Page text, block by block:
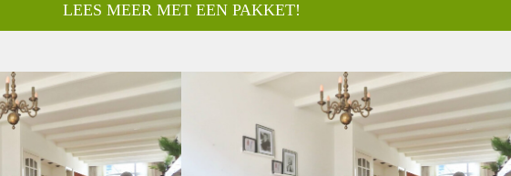
door and stairs to the first floor. Spacious living room with fireplace. Newly
One smaller bedroom / study. Separate toilet. The apartment is fitted with double-
and plenty of built-in cupboard space. Laminate flooring throughout the apartment.
at walking distance. Located in the heart of Statenkwartier. With Scheveningen
at close distance and approximately 15 minutes from the city's center by public
LEES MEER MET EEN PAKKET!